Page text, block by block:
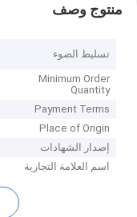
منتوج وصف
تسليط الضوء
Minimum Order
Quantity
Payment Terms
Place of Origin
إصدار الشهادات
اسم العلامة التجارية